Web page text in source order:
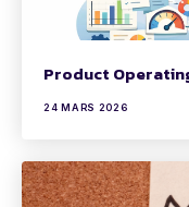
Product
24 MARS 2026